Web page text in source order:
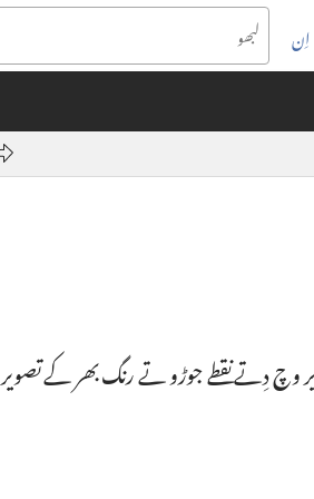
وچ دِتے نقطے جوڑو تے رنگ بھر کے تصویر